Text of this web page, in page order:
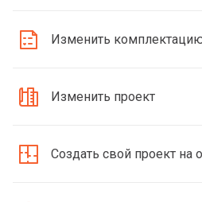
Изменить
Изменить проект
Создать свой проект на